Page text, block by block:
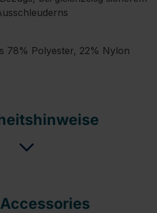
78% Polyester, 22% Nylon